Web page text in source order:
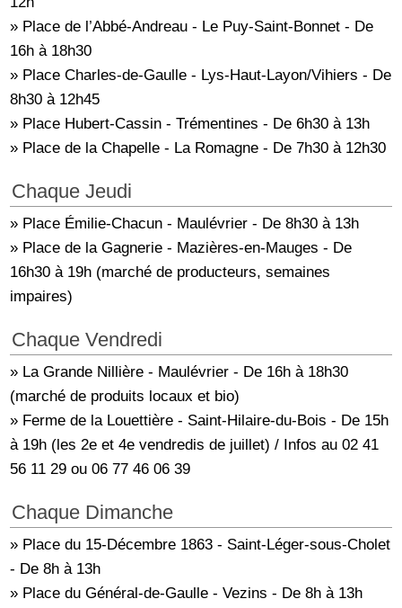
» Place de l’Abbé-Andreau - Le Puy-Saint-Bonnet - De
16h à 18h30
» Place Charles-de-Gaulle - Lys-Haut-Layon/Vihiers - De
8h30 à 12h45
» Place Hubert-Cassin - Trémentines - De 6h30 à 13h
» Place de la Chapelle - La Romagne - De 7h30 à 12h30
Chaque Jeudi
» Place Émilie-Chacun - Maulévrier - De 8h30 à 13h
» Place de la Gagnerie - Mazières-en-Mauges - De
16h30 à 19h (marché de producteurs, semaines
impaires)
Chaque Vendredi
» La Grande Nillière - Maulévrier - De 16h à 18h30
(marché de produits locaux et bio)
» Ferme de la Louettière - Saint-Hilaire-du-Bois - De 15h
à 19h (les 2e et 4e vendredis de juillet) / Infos au 02 41
56 11 29 ou 06 77 46 06 39
Chaque Dimanche
» Place du 15-Décembre 1863 - Saint-Léger-sous-Cholet
- De 8h à 13h
» Place du Général-de-Gaulle - Vezins - De 8h à 13h